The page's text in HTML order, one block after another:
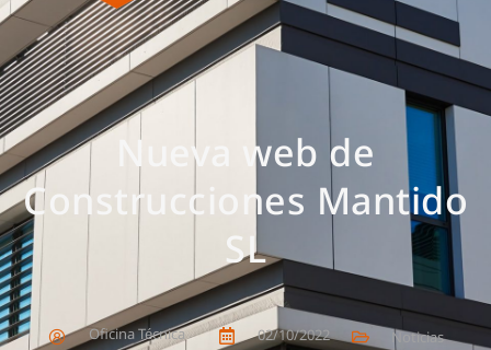
Nueva web de
Construcciones Mantido
SL
Oficina Técnica 02/10/2022 Noticias